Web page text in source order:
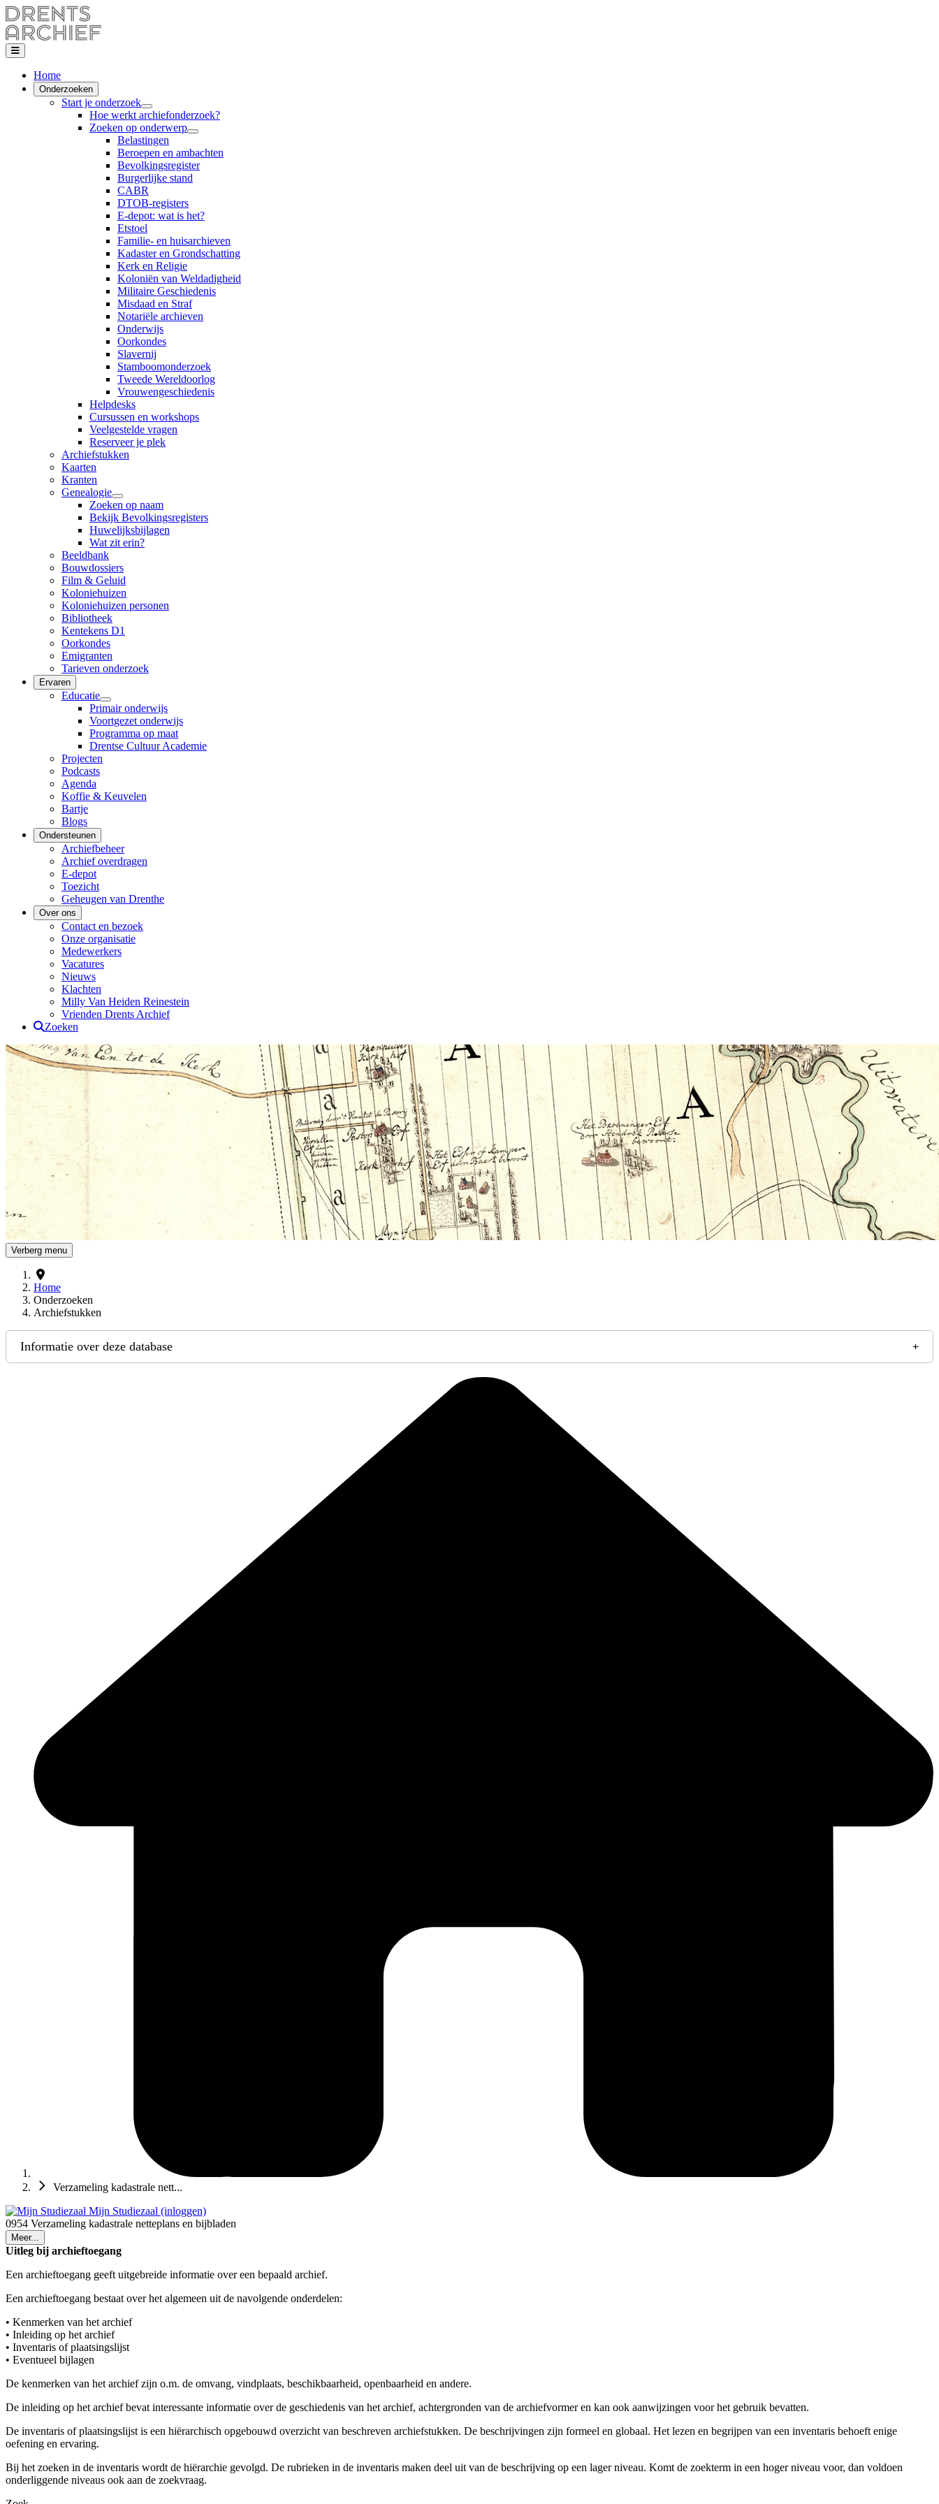
Home
Onderzoeken
Start je onderzoek
Hoe werkt archiefonderzoek?
Zoeken op onderwerp
Belastingen
Beroepen en ambachten
Bevolkingsregister
Burgerlijke stand
CABR
DTOB-registers
E-depot: wat is het?
Etstoel
Familie- en huisarchieven
Kadaster en Grondschatting
Kerk en Religie
Koloniën van Weldadigheid
Militaire Geschiedenis
Misdaad en Straf
Notariële archieven
Onderwijs
Oorkondes
Slavernij
Stamboomonderzoek
Tweede Wereldoorlog
Vrouwengeschiedenis
Helpdesks
Cursussen en workshops
Veelgestelde vragen
Reserveer je plek
Archiefstukken
Kaarten
Kranten
Genealogie
Zoeken op naam
Bekijk Bevolkingsregisters
Huwelijksbijlagen
Wat zit erin?
Beeldbank
Bouwdossiers
Film & Geluid
Koloniehuizen
Koloniehuizen personen
Bibliotheek
Kentekens D1
Oorkondes
Emigranten
Tarieven onderzoek
Ervaren
Educatie
Primair onderwijs
Voortgezet onderwijs
Programma op maat
Drentse Cultuur Academie
Projecten
Podcasts
Agenda
Koffie & Keuvelen
Bartje
Blogs
Ondersteunen
Archiefbeheer
Archief overdragen
E-depot
Toezicht
Geheugen van Drenthe
Over ons
Contact en bezoek
Onze organisatie
Medewerkers
Vacatures
Nieuws
Klachten
Milly Van Heiden Reinestein
Vrienden Drents Archief
Zoeken
Drents Archief
Verberg menu
Home
Onderzoeken
Archiefstukken
Informatie over deze database
Verzameling kadastrale nett...
Mijn Studiezaal (inloggen)
0954 Verzameling kadastrale netteplans en bijbladen
Meer...
Uitleg bij archieftoegang
Een archieftoegang geeft uitgebreide informatie over een bepaald archief.
Een archieftoegang bestaat over het algemeen uit de navolgende onderdelen:
• Kenmerken van het archief
• Inleiding op het archief
• Inventaris of plaatsingslijst
• Eventueel bijlagen
De kenmerken van het archief zijn o.m. de omvang, vindplaats, beschikbaarheid, openbaarheid en andere.
De inleiding op het archief bevat interessante informatie over de geschiedenis van het archief, achtergronden van de archiefvormer en kan ook aanwijzingen voor het gebruik bevatten.
De inventaris of plaatsingslijst is een hiërarchisch opgebouwd overzicht van beschreven archiefstukken. De beschrijvingen zijn formeel en globaal. Het lezen en begrijpen van een inventaris behoeft enige
oefening en ervaring.
Bij het zoeken in de inventaris wordt de hiërarchie gevolgd. De rubrieken in de inventaris maken deel uit van de beschrijving op een lager niveau. Komt de zoekterm in een hoger niveau voor, dan voldoen
onderliggende niveaus ook aan de zoekvraag.